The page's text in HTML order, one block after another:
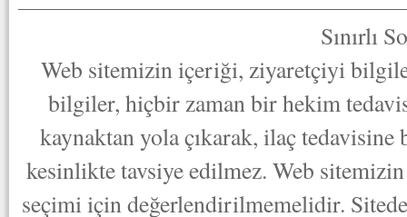
Sınırlı
Web sitemizin içeriği, ziyaretçiyi
bilgiler, hiçbir zaman bir hekim
kaynaktan yola çıkarak, ilaç
kesinlikte tavsiye edilmez. Web
seçimi için değerlendirilmemelidir.